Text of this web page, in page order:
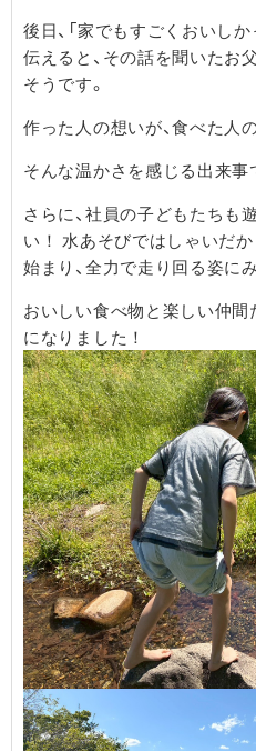
後日、「家でもすごくおいし
伝えると、その話を聞いたお
そうです。
作った人の想いが、食べた
そんな温かさを感じる出来事
さらに、社員の子どもたちも
い！ 水あそびではしゃいだ
始まり、全力で走り回る姿に
おいしい食べ物と楽しい仲間
になりました！